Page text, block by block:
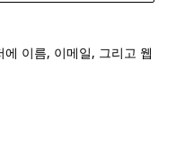
이름, 이메일, 그리고 웹